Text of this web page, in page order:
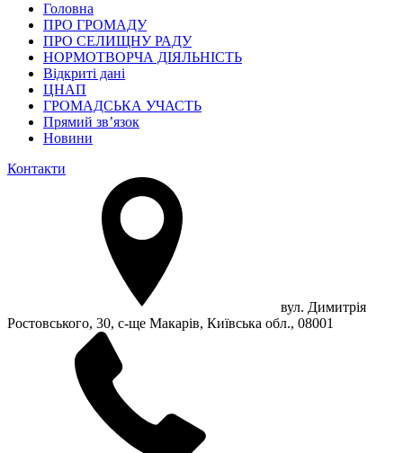
Головна
ПРО ГРОМАДУ
ПРО СЕЛИЩНУ РАДУ
НОРМОТВОРЧА ДІЯЛЬНІСТЬ
Відкриті дані
ЦНАП
ГРОМАДСЬКА УЧАСТЬ
Прямий зв’язок
Новини
Контакти
вул. Димитрія
Ростовського, 30, с-ще Макарів, Київська обл., 08001